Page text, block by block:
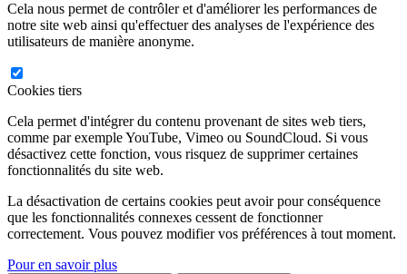
Cela nous permet de contrôler et d'améliorer les performances de
notre site web ainsi qu'effectuer des analyses de l'expérience des
utilisateurs de manière anonyme.
Cookies tiers
Cela permet d'intégrer du contenu provenant de sites web tiers,
comme par exemple YouTube, Vimeo ou SoundCloud. Si vous
désactivez cette fonction, vous risquez de supprimer certaines
fonctionnalités du site web.
La désactivation de certains cookies peut avoir pour conséquence
que les fonctionnalités connexes cessent de fonctionner
correctement. Vous pouvez modifier vos préférences à tout moment.
Pour en savoir plus